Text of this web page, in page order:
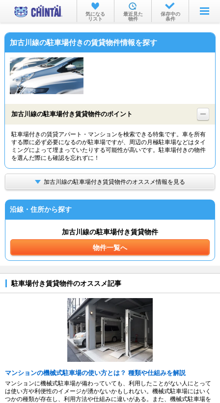
お部屋を探す
沿線・駅から
物件特集から
TOP
気になる
リスト
最近見た
物件
保存中の
条件
加古川線の駐車場付きの賃貸物件情報を探す
加古川線の駐車場付き賃貸物件のポイント
駐車場付きの賃貸アパート・マンションを検索できる特集です。車を所有
する際に必ず必要になるのが駐車場ですが、周辺の月極駐車場などはタイ
ミングによって埋まっていたりする可能性が高いです。駐車場付きの物件
を選んだ際にも確認を忘れずに！
加古川線の駐車場付き賃貸物件のオススメ情報を見る
沿線・住所から探す
加古川線の駐車場付き賃貸物件
物件一覧へ
駐車場付き賃貸物件のオススメ記事
マンションの機械式駐車場の使い方とは？ 種類や仕組みを解説
マンションに機械式駐車場が備わっていても、利用したことがない人にとって
は使い方や利便性のイメージが湧かないかもしれない。機械式駐車場にはいく
つかの種類が存在し、利用方法や仕組みに違いがある。また、機械式駐車場を